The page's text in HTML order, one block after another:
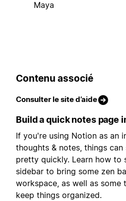
Maya
Contenu associé
Consulter le site d’aide
Build a quick notes page
If you're using Notion as an
thoughts & notes, things
pretty quickly. Learn how to
sidebar to bring some zen
workspace, as well as some
keep things organized.